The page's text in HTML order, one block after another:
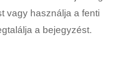
vagy használja a fenti
a bejegyzést.